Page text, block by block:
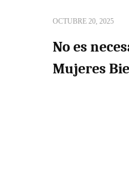
OCTUBRE 20, 2025
No es
Mujeres